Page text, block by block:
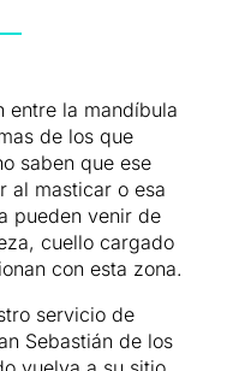
entre la mandíbula
de los que
saben que ese
al masticar o esa
pueden venir de
cuello cargado
con esta zona.
servicio de
Sebastián de los